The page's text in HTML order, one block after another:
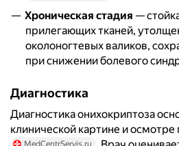
Хроническая стадия —
прилегающих тканей,
околоногтевых валиков,
при снижении болевого
Диагностика
Диагностика онихокриптоза
клинической картине и осмотре
MedCentrServis.ru